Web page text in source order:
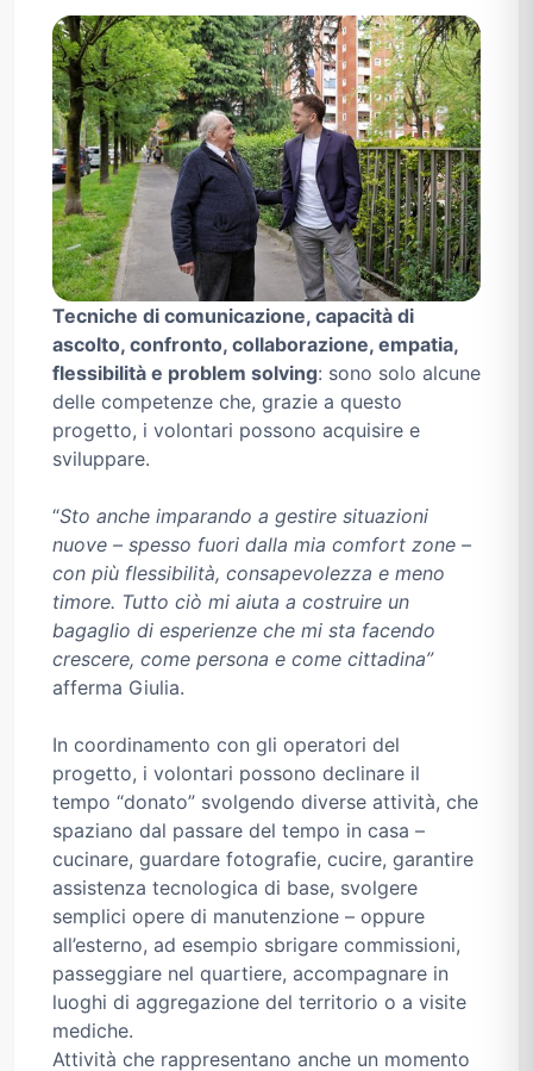
Tecniche di comunicazione, capacità di
ascolto, confronto, collaborazione, empatia,
flessibilità e problem solving: sono solo alcune
delle competenze che, grazie a questo
progetto, i volontari possono acquisire e
sviluppare.
“Sto anche imparando a gestire situazioni
nuove – spesso fuori dalla mia comfort zone –
con più flessibilità, consapevolezza e meno
timore. Tutto ciò mi aiuta a costruire un
bagaglio di esperienze che mi sta facendo
crescere, come persona e come cittadina”
afferma Giulia.
In coordinamento con gli operatori del
progetto, i volontari possono declinare il
tempo “donato” svolgendo diverse attività, che
spaziano dal passare del tempo in casa –
cucinare, guardare fotografie, cucire, garantire
assistenza tecnologica di base, svolgere
semplici opere di manutenzione – oppure
all’esterno, ad esempio sbrigare commissioni,
passeggiare nel quartiere, accompagnare in
luoghi di aggregazione del territorio o a visite
mediche.
Attività che rappresentano anche un momento